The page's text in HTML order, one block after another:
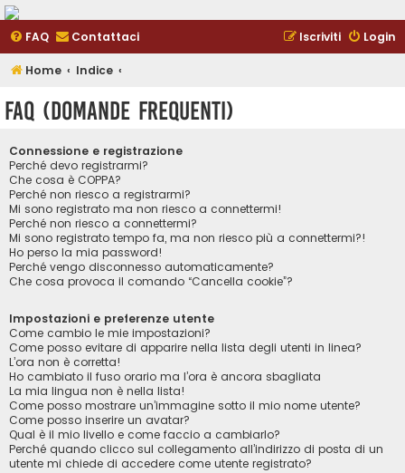
FAQ Contattaci Login
Iscriviti
Home Indice
FAQ (Domande Frequenti)
Connessione e registrazione
Perché devo registrarmi?
Che cosa è COPPA?
Perché non riesco a registrarmi?
Mi sono registrato ma non riesco a connettermi!
Perché non riesco a connettermi?
Mi sono registrato tempo fa, ma non riesco più a connettermi?!
Ho perso la mia password!
Perché vengo disconnesso automaticamente?
Che cosa provoca il comando “Cancella cookie”?
Impostazioni e preferenze utente
Come cambio le mie impostazioni?
Come posso evitare di apparire nella lista degli utenti in linea?
L’ora non è corretta!
Ho cambiato il fuso orario ma l’ora è ancora sbagliata
La mia lingua non è nella lista!
Come posso mostrare un’immagine sotto il mio nome utente?
Come posso inserire un avatar?
Qual è il mio livello e come faccio a cambiarlo?
Perché quando clicco sul collegamento all’indirizzo di posta di un
utente mi chiede di accedere come utente registrato?